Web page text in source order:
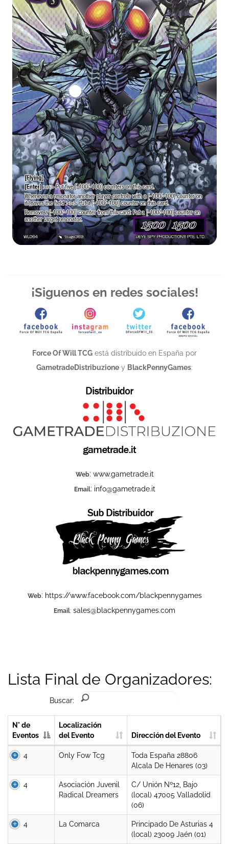
¡Siguenos en redes sociales!
Force Of Will TCG está distribuido en España por
GametradeDistribuzione y BlackPennyGames:
Web: www.gametrade.it
Email: info@gametrade.it
Web: https://www.facebook.com/blackpennygames
Email: sales@blackpennygames.com
Lista Final de Organizadores:
Buscar:
N° de
Eventos
Localización
del Evento
Dirección del Evento
4 Only Fow Tcg
Toda España 28806
Alcala De Henares (03)
4
Asociación Juvenil
Radical Dreamers
C/ Unión Nº12, Bajo
(local) 47005 Valladolid
(06)
4 La Comarca
Principado De Asturias 4
(local) 23009 Jaén (01)